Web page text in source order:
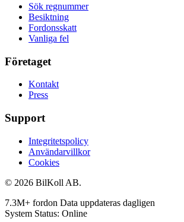
Sök regnummer
Besiktning
Fordonsskatt
Vanliga fel
Företaget
Kontakt
Press
Support
Integritetspolicy
Användarvillkor
Cookies
© 2026 BilKoll AB.
7.3M+ fordon Data uppdateras dagligen
System Status: Online